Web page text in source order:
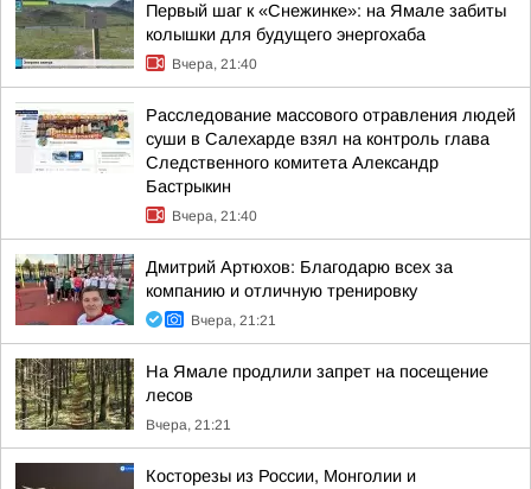
Первый шаг к «Снежинке»: на Ямале забиты
колышки для будущего энергохаба
Вчера, 21:40
Расследование массового отравления людей
суши в Салехарде взял на контроль глава
Следственного комитета Александр
Бастрыкин
Вчера, 21:40
Дмитрий Артюхов: Благодарю всех за
компанию и отличную тренировку
Вчера, 21:21
На Ямале продлили запрет на посещение
лесов
Вчера, 21:21
Косторезы из России, Монголии и